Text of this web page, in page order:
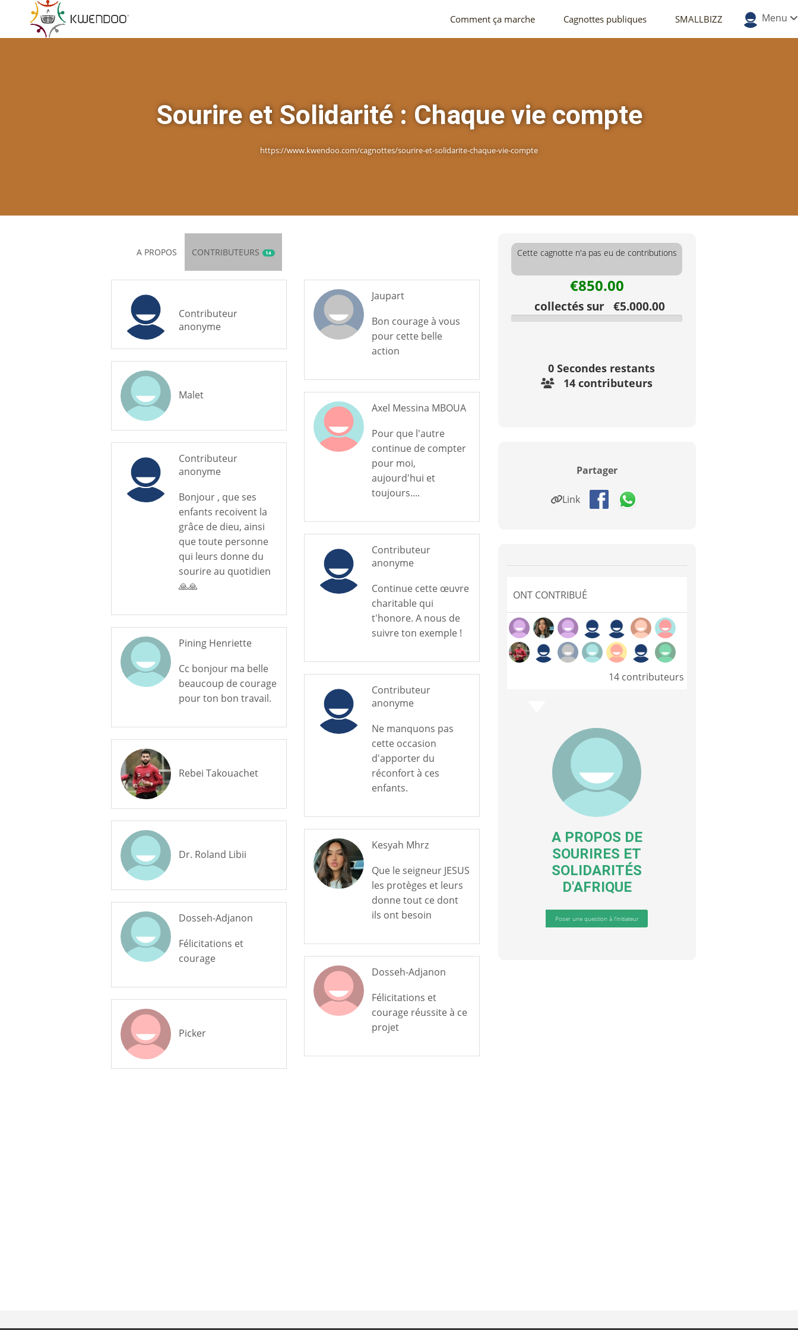
Comment ça marche Cagnottes publiques SMALLBIZZ Menu
Sourire et Solidarité : Chaque vie compte
https://www.kwendoo.com/cagnottes/sourire-et-solidarite-chaque-vie-compte
A PROPOS CONTRIBUTEURS 14
Contributeur
anonyme
Jaupart
Bon courage à vous
pour cette belle
action
Malet
Axel Messina MBOUA
Pour que l'autre
continue de compter
pour moi,
aujourd'hui et
toujours....
Contributeur
anonyme
Bonjour , que ses
enfants recoivent la
grâce de dieu, ainsi
que toute personne
qui leurs donne du
sourire au quotidien
🙏🙏
Contributeur
anonyme
Continue cette œuvre
charitable qui
t'honore. A nous de
suivre ton exemple !
Pining Henriette
Cc bonjour ma belle
beaucoup de courage
pour ton bon travail.
Contributeur
anonyme
Ne manquons pas
cette occasion
d'apporter du
réconfort à ces
enfants.
Rebei Takouachet
Dr. Roland Libii
Kesyah Mhrz
Que le seigneur JESUS
les protèges et leurs
donne tout ce dont
ils ont besoin
Dosseh-Adjanon
Félicitations et
courage
Dosseh-Adjanon
Félicitations et
courage réussite à ce
projet
Picker
Cette cagnotte n'a pas eu de contributions
€850.00
collectés sur €5.000.00
0Secondes restants
14 contributeurs
Partager
Link
ONT CONTRIBUÉ
14 contributeurs
A PROPOS DE
SOURIRES ET
SOLIDARITÉS
D'AFRIQUE
Poser une question à l'initiateur